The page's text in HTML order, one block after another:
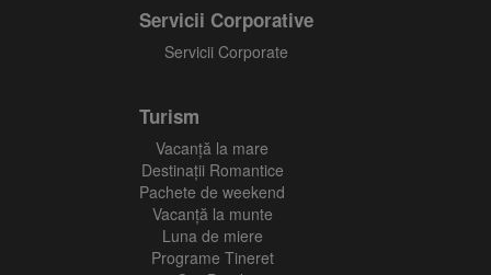
Servicii Corporative
Servicii Corporate
Turism
Vacanţă la mare
Destinații Romantice
Pachete de weekend
Vacanță la munte
Luna de miere
Programe Tineret